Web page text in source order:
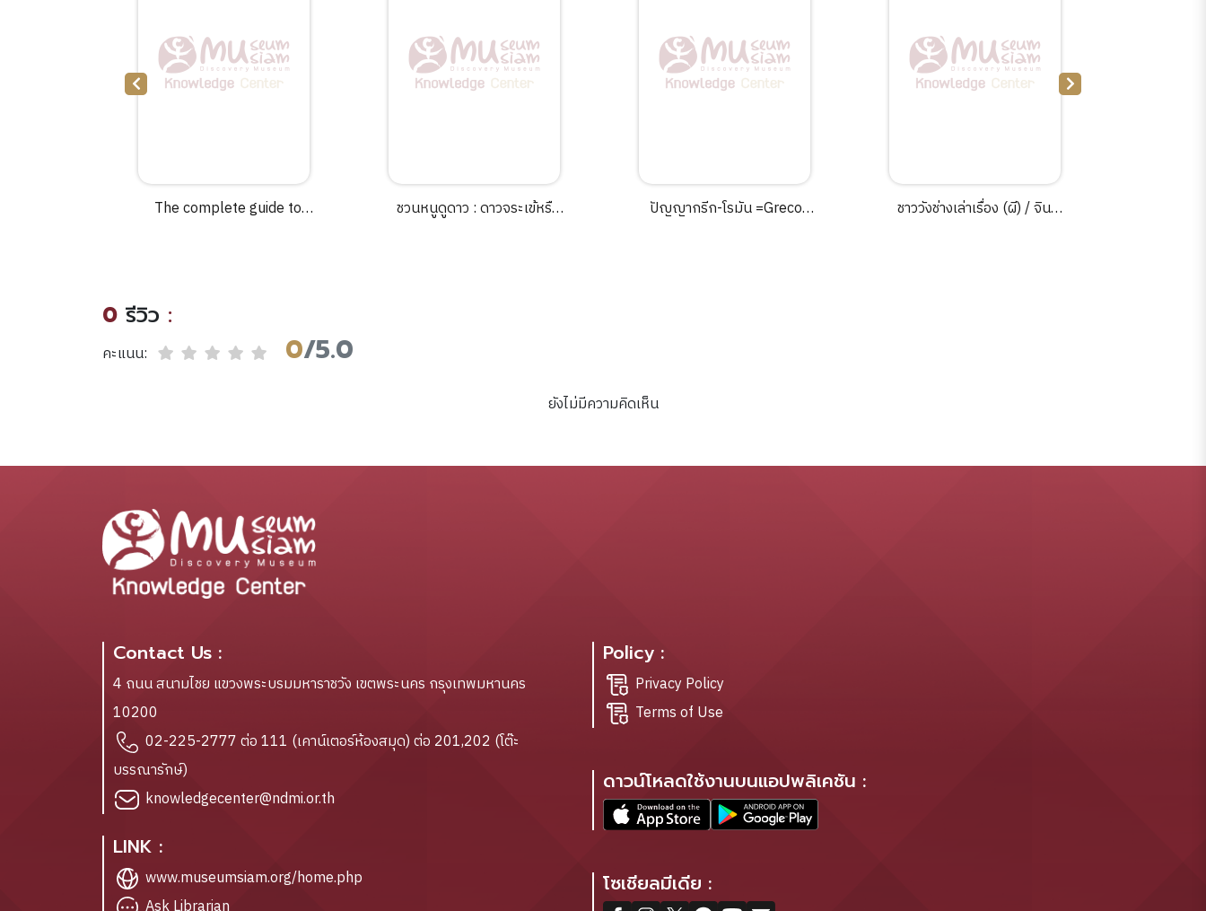
The complete guide to
ชวนหนูดูดาว : ดาวจระเข้หรือ
ปัญญากรีก-โรมัน =Greco-
ชาววังช่างเล่าเรื่อง (ผี) / จินต์
0 รีวิว :
คะแนน: 0/5.0
ยังไม่มีความคิดเห็น
Contact Us :
4 ถนน สนามไชย แขวงพระบรมมหาราชวัง เขตพระนคร กรุงเทพมหานคร
10200
02-225-2777 ต่อ 111 (เคาน์เตอร์ห้องสมุด) ต่อ 201,202 (โต๊ะ
บรรณารักษ์)
knowledgecenter@ndmi.or.th
LINK :
www.museumsiam.org/home.php
Policy :
Privacy Policy
Terms of Use
ดาวน์โหลดใช้งานบนแอปพลิเคชัน :
โซเชียลมีเดีย :